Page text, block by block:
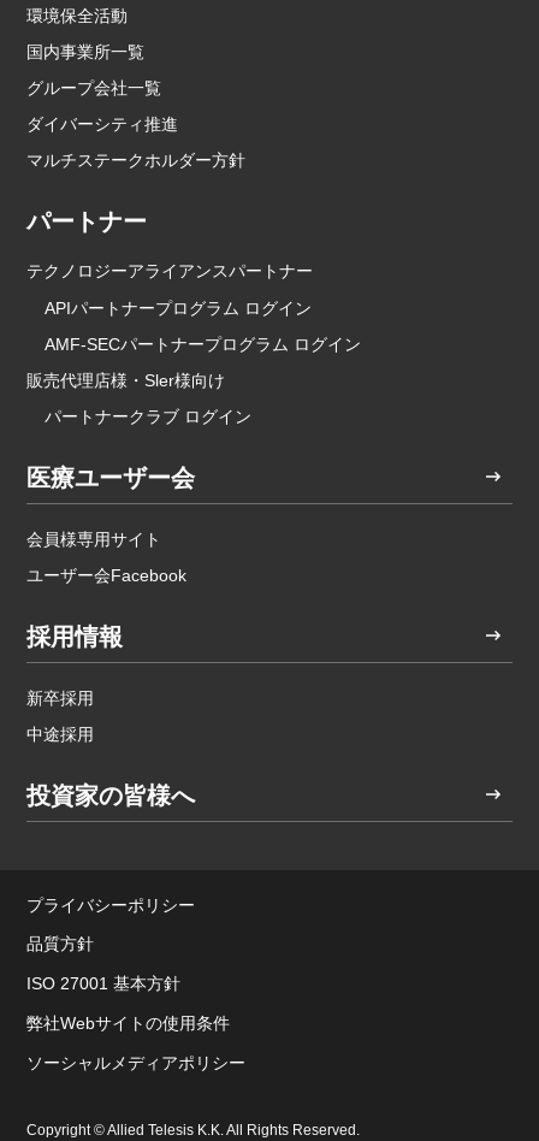
環境保全活動
国内事業所一覧
グループ会社一覧
ダイバーシティ推進
マルチステークホルダー方針
パートナー
テクノロジーアライアンスパートナー
APIパートナープログラム ログイン
AMF-SECパートナープログラム ログイン
販売代理店様・Sler様向け
パートナークラブ ログイン
医療ユーザー会
会員様専用サイト
ユーザー会Facebook
採用情報
新卒採用
中途採用
投資家の皆様へ
プライバシーポリシー
品質方針
ISO 27001 基本方針
弊社Webサイトの使用条件
ソーシャルメディアポリシー
Copyright © Allied Telesis K.K. All Rights Reserved.